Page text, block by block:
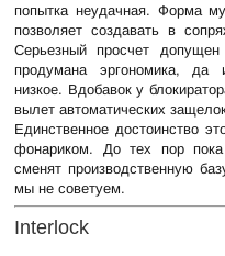
попытка неудачная. Форма
позволяет создавать в
Серьезный просчет
продумана эргономика, да
низкое. Вдобавок у
вылет автоматических
Единственное достоинство
фонариком. До тех пор пока
сменят производственную
мы не советуем.
Interlock